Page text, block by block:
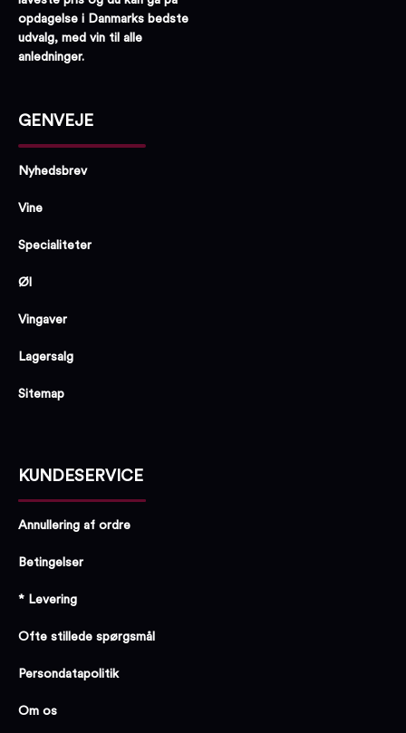
opdagelse i Danmarks bedste
udvalg, med vin til alle
anledninger.
GENVEJE
Nyhedsbrev
Vine
Specialiteter
Øl
Vingaver
Lagersalg
Sitemap
KUNDESERVICE
Annullering af ordre
Betingelser
* Levering
Ofte stillede spørgsmål
Persondatapolitik
Om os